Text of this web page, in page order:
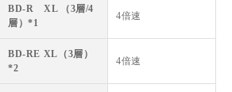
BD-R XL （3層/4
層）*1
4倍速
BD-RE XL（3層）
*2
4倍速